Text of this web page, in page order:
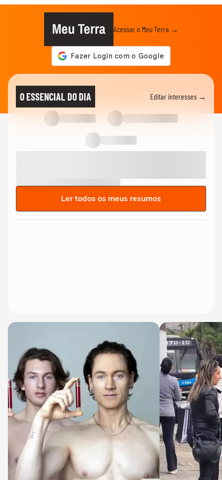
Meu Terra Acessar o Meu Terra →
O ESSENCIAL DO DIA Editar interesses →
Ler todos os meus resumos